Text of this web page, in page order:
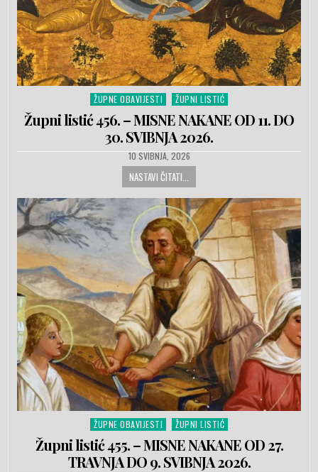
Posted in
ŽUPNE OBAVIJESTI ŽUPNI LISTIĆ
Župni listić 456. – MISNE NAKANE OD 11. DO
30. SVIBNJA 2026.
PUBLISHED DATE:
10 SVIBNJA, 2026
NASTAVI ČITATI...
Posted in
ŽUPNE OBAVIJESTI ŽUPNI LISTIĆ
Župni listić 455. – MISNE NAKANE OD 27.
TRAVNJA DO 9. SVIBNJA 2026.